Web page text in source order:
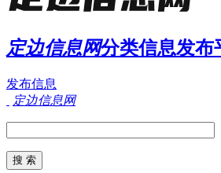
定边信息网分类信息发布
发布信息
定边信息网